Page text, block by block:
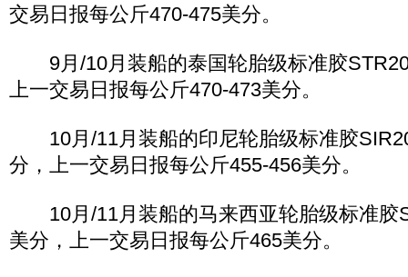
交易日报每公斤470-475美分。
9月/10月装船的泰国轮胎级标准胶
上一交易日报每公斤470-473美分。
10月/11月装船的印尼轮胎级标准胶
分，上一交易日报每公斤455-456美分。
10月/11月装船的马来西亚轮胎级标准胶
美分，上一交易日报每公斤465美分。